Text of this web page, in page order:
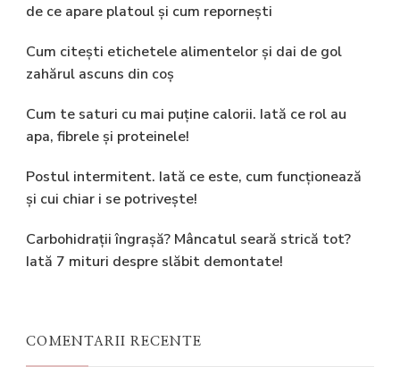
de ce apare platoul și cum repornești
Cum citești etichetele alimentelor și dai de gol
zahărul ascuns din coș
Cum te saturi cu mai puține calorii. Iată ce rol au
apa, fibrele și proteinele!
Postul intermitent. Iată ce este, cum funcționează
și cui chiar i se potrivește!
Carbohidrații îngrașă? Mâncatul seară strică tot?
Iată 7 mituri despre slăbit demontate!
COMENTARII RECENTE